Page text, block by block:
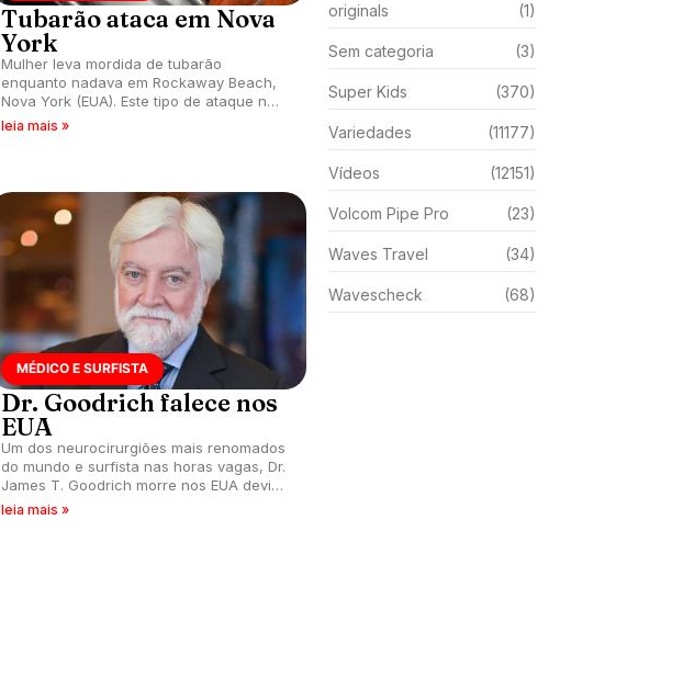
Tubarão ataca em Nova
York
Mulher leva mordida de tubarão
enquanto nadava em Rockaway Beach,
Nova York (EUA). Este tipo de ataque não
ocorria na região havia 70 anos.
leia mais »
MÉDICO E SURFISTA
Dr. Goodrich falece nos
EUA
Um dos neurocirurgiões mais renomados
do mundo e surfista nas horas vagas, Dr.
James T. Goodrich morre nos EUA devido
a complicações causadas pela Covid-19.
leia mais »
originals (1)
Sem categoria (3)
Super Kids (370)
Variedades (11177)
Vídeos (12151)
Volcom Pipe Pro (23)
Waves Travel (34)
Wavescheck (68)